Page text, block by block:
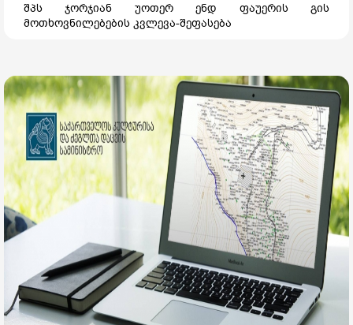
შპს ჯორჯიან უოთერ ენდ ფაუერის გის
მოთხოვნილებების კვლევა-შეფასება